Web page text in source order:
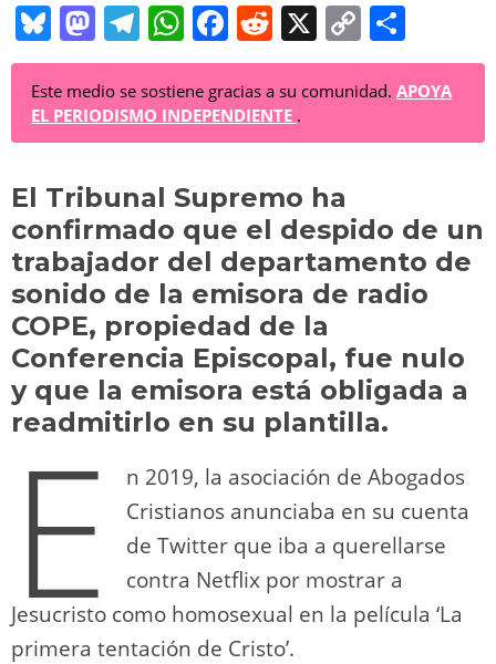
Bl
u
e
sk
y
M
a
st
o
d
o
n
T
el
e
gr
a
m
W
h
at
s
A
p
p
F
a
c
e
b
o
o
k
R
e
d
di
t
X
C
o
p
y
n
k
o
m
p
tir
Este medio se sostiene gracias a su comunidad. APOYA
EL PERIODISMO INDEPENDIENTE .
El Tribunal Supremo ha
confirmado que el despido de un
trabajador del departamento de
sonido de la emisora de radio
COPE, propiedad de la
Conferencia Episcopal, fue nulo
y que la emisora está obligada a
readmitirlo en su plantilla.
E
n 2019, la asociación de Abogados
Cristianos anunciaba en su cuenta
de Twitter que iba a querellarse
contra Netflix por mostrar a
Jesucristo como homosexual en la película ‘La
primera tentación de Cristo’.